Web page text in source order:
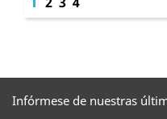
Infórmese de nuestras